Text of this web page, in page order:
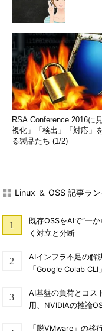
RSA Conference 2016に
視化」「検出」「対応」
る製品たち (1/2)
Linux ＆ OSS 記事ラ
既存OSSをAIで“一
く対立と分断
AIインフラ不足の解
「Google Colab CLI」
AI基盤の負荷とコス
用、NVIDIAの推論
「脱VMware」の